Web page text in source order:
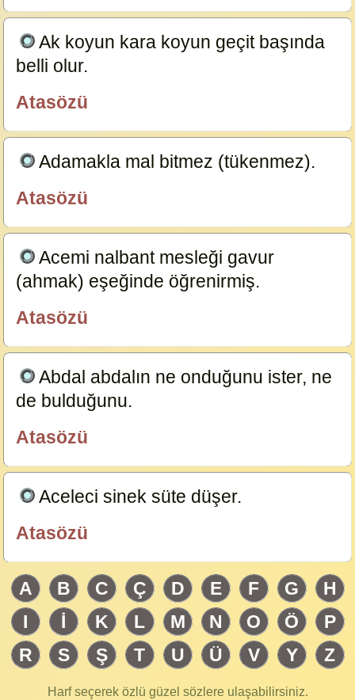
Ak koyun kara koyun geçit başında
belli olur.
Atasözü
Adamakla mal bitmez (tükenmez).
Atasözü
Acemi nalbant mesleği gavur
(ahmak) eşeğinde öğrenirmiş.
Atasözü
Abdal abdalın ne onduğunu ister, ne
de bulduğunu.
Atasözü
Aceleci sinek süte düşer.
Atasözü
A B C Ç D E F G
H
I
İ K L M N O Ö
P
R
S Ş T U Ü V Y Z
Harf seçerek özlü güzel sözlere ulaşabilirsiniz.